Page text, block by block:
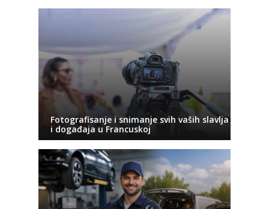
Fotografisanje i snimanje svih vaših slavlja
i događaja u Francuskoj